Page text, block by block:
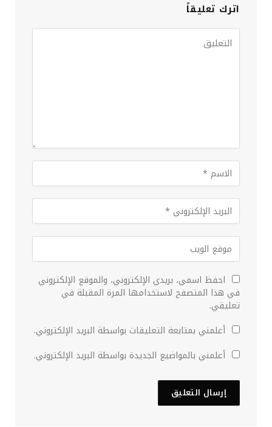
اترك تعليقاً
احفظ اسمي، بريدي الإلكتروني، والموقع الإلكتروني
في هذا المتصفح لاستخدامها المرة المقبلة في
تعليقي.
أعلمني بمتابعة التعليقات بواسطة البريد الإلكتروني.
أعلمني بالمواضيع الجديدة بواسطة البريد الإلكتروني.